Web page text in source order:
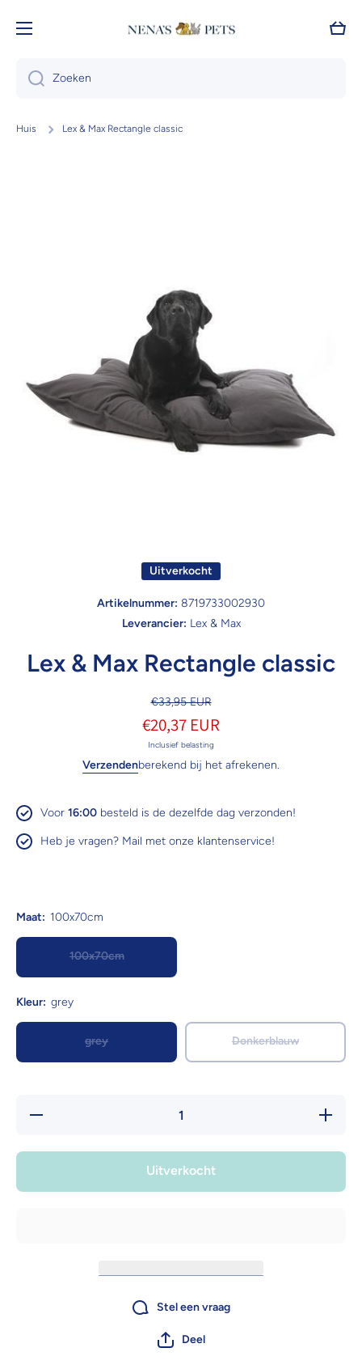
Doorgaan naar artikel
Zoeken
Huis Lex & Max Rectangle classic
Uitverkocht
Artikelnummer: 8719733002930
Leverancier: Lex & Max
Lex & Max Rectangle classic
€33,95 EUR
€20,37 EUR
Inclusief belasting
Verzendenberekend bij het afrekenen.
Voor 16:00 besteld is de dezelfde dag verzonden!
Heb je vragen? Mail met onze klantenservice!
Maat: 100x70cm
100x70cm
Kleur: grey
grey Donkerblauw
Hoeveelheid
Verhoog
Uitverkocht
Stel een vraag
Deel